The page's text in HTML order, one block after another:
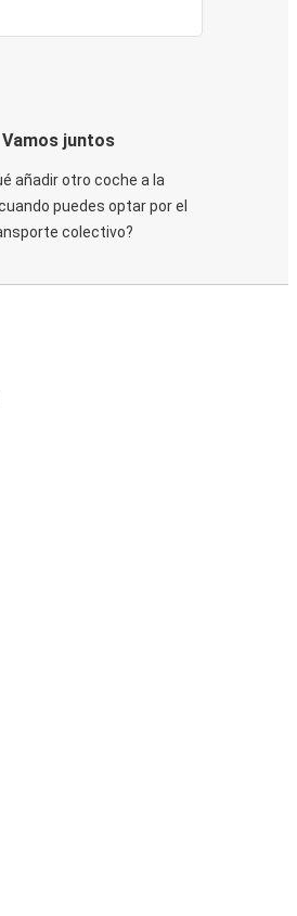
Vamos juntos
añadir otro coche a la
puedes optar por el
colectivo?